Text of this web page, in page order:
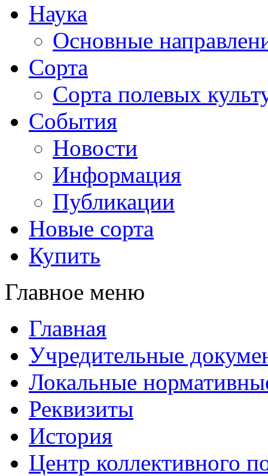
Наука
Основные
Сорта
Сорта полевых
События
Новости
Информация
Публикации
Новые сорта
Купить
Главное меню
Главная
Учредительные
Локальные
Реквизиты
История
Центр коллективного